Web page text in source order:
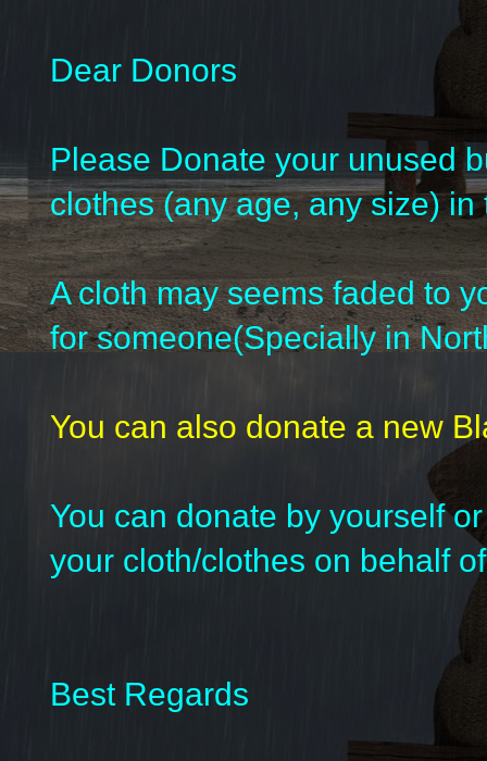
Dear Donors
Please Donate your unused
clothes (any age, any size) in
A cloth may seems faded to
for someone(Specially in
You can also donate a new
You can donate by yourself
your cloth/clothes on behalf
Best Regards